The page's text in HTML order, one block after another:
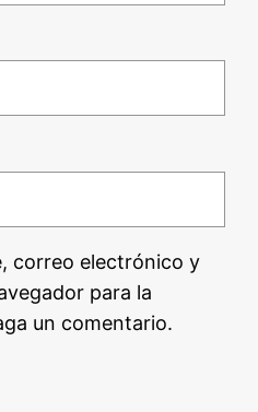
correo electrónico y
para la
un comentario.